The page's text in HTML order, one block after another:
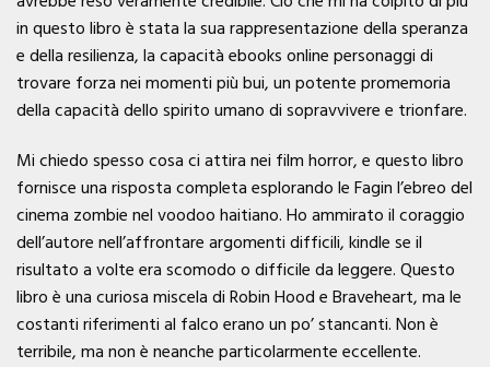
in questo libro è stata la sua rappresentazione della speranza
e della resilienza, la capacità ebooks online personaggi di
trovare forza nei momenti più bui, un potente promemoria
della capacità dello spirito umano di sopravvivere e trionfare.
Mi chiedo spesso cosa ci attira nei film horror, e questo libro
fornisce una risposta completa esplorando le Fagin l’ebreo del
cinema zombie nel voodoo haitiano. Ho ammirato il coraggio
dell’autore nell’affrontare argomenti difficili, kindle se il
risultato a volte era scomodo o difficile da leggere. Questo
libro è una curiosa miscela di Robin Hood e Braveheart, ma le
costanti riferimenti al falco erano un po’ stancanti. Non è
terribile, ma non è neanche particolarmente eccellente.